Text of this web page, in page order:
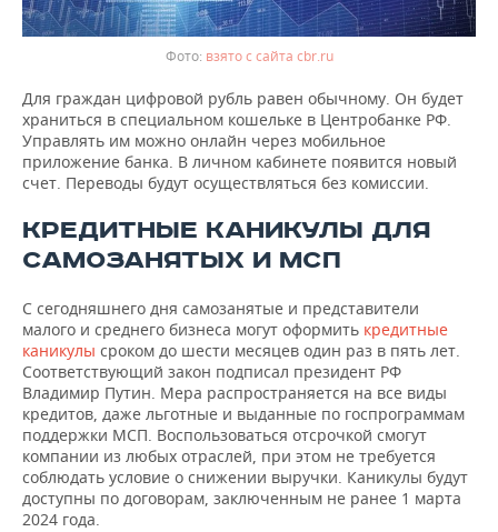
взято с сайта cbr.ru
Для граждан цифровой рубль равен обычному. Он будет
храниться в специальном кошельке в Центробанке РФ.
Управлять им можно онлайн через мобильное
приложение банка. В личном кабинете появится новый
счет. Переводы будут осуществляться без комиссии.
КРЕДИТНЫЕ КАНИКУЛЫ ДЛЯ
САМОЗАНЯТЫХ И МСП
С сегодняшнего дня самозанятые и представители
малого и среднего бизнеса могут оформить кредитные
каникулы сроком до шести месяцев один раз в пять лет.
Соответствующий закон подписал президент РФ
Владимир Путин. Мера распространяется на все виды
кредитов, даже льготные и выданные по госпрограммам
поддержки МСП. Воспользоваться отсрочкой смогут
компании из любых отраслей, при этом не требуется
соблюдать условие о снижении выручки. Каникулы будут
доступны по договорам, заключенным не ранее 1 марта
2024 года.